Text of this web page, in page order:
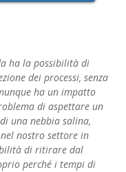
ha la possibilità di
dei processi, senza
ha un impatto
di aspettare un
una nebbia salina,
nostro settore in
di ritirare dal
perché i tempi di